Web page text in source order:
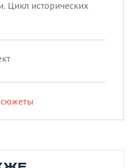
Цикл исторических
сюжеты